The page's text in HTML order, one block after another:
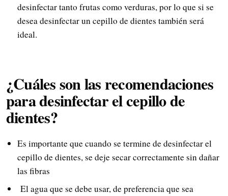
desinfectar tanto frutas como verduras, por lo que si se
desea desinfectar un cepillo de dientes también será
ideal.
¿Cuáles son las recomendaciones
para desinfectar el cepillo de
dientes?
Es importante que cuando se termine de desinfectar el
cepillo de dientes, se deje secar correctamente sin dañar
las fibras
El agua que se debe usar, de preferencia que sea